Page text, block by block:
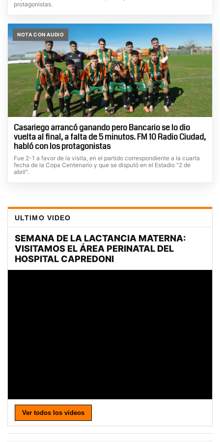
protagonistas.
NOTA CON AUDIO
Casariego arrancó ganando pero Bancario se lo dio
vuelta al final, a falta de 5 minutos. FM 10 Radio Ciudad,
habló con los protagonistas
Fue 2-1 a favor de la visita, en el partido correspondiente a la cuarta
fecha de la Copa Centenario y que se disputó en el Estadio "2 de
abril".
ULTIMO VIDEO
Ver todos los videos